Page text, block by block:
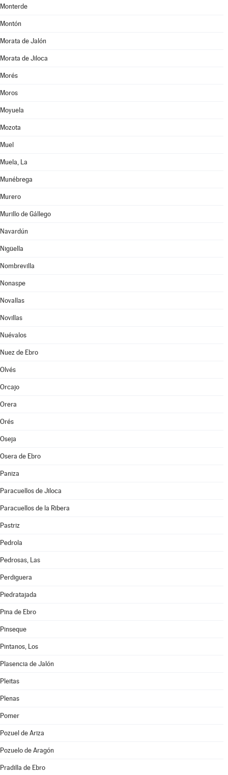
Monterde
Montón
Morata de Jalón
Morata de Jiloca
Morés
Moros
Moyuela
Mozota
Muel
Muela, La
Munébrega
Murero
Murillo de Gállego
Navardún
Nigüella
Nombrevilla
Nonaspe
Novallas
Novillas
Nuévalos
Nuez de Ebro
Olvés
Orcajo
Orera
Orés
Oseja
Osera de Ebro
Paniza
Paracuellos de Jiloca
Paracuellos de la Ribera
Pastriz
Pedrola
Pedrosas, Las
Perdiguera
Piedratajada
Pina de Ebro
Pinseque
Pintanos, Los
Plasencia de Jalón
Pleitas
Plenas
Pomer
Pozuel de Ariza
Pozuelo de Aragón
Pradilla de Ebro